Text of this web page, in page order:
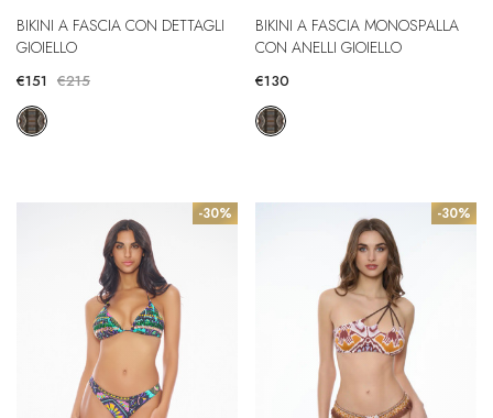
BIKINI A FASCIA CON DETTAGLI
GIOIELLO
€151 €215
BIKINI A FASCIA MONOSPALLA
CON ANELLI GIOIELLO
€130
-30% -30%